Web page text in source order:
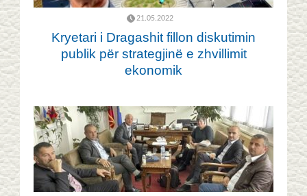
21.05.2022
Kryetari i Dragashit fillon diskutimin
publik për strategjinë e zhvillimit
ekonomik